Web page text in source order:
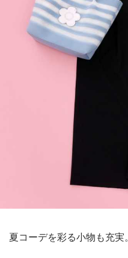
夏コーデを彩る小物も充実。